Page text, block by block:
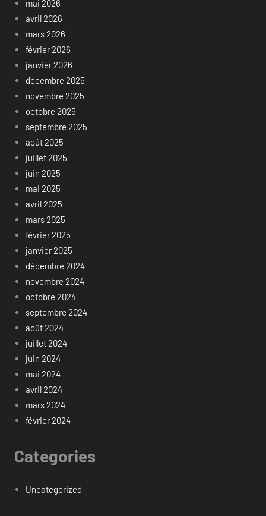
mai 2026
avril 2026
mars 2026
février 2026
janvier 2026
décembre 2025
novembre 2025
octobre 2025
septembre 2025
août 2025
juillet 2025
juin 2025
mai 2025
avril 2025
mars 2025
février 2025
janvier 2025
décembre 2024
novembre 2024
octobre 2024
septembre 2024
août 2024
juillet 2024
juin 2024
mai 2024
avril 2024
mars 2024
février 2024
Categories
Uncategorized